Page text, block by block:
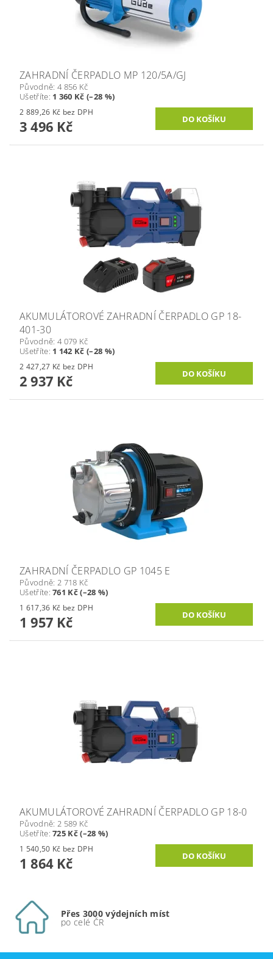
ZAHRADNÍ ČERPADLO MP 120/5A/GJ
Původně: 4 856 Kč
Ušetříte: 1 360 Kč (–28 %)
2 889,26 Kč bez DPH
3 496 Kč
AKUMULÁTOROVÉ ZAHRADNÍ ČERPADLO GP 18-
401-30
Původně: 4 079 Kč
Ušetříte: 1 142 Kč (–28 %)
2 427,27 Kč bez DPH
2 937 Kč
ZAHRADNÍ ČERPADLO GP 1045 E
Původně: 2 718 Kč
Ušetříte:761 Kč (–28 %)
1 617,36 Kč bez DPH
1 957 Kč
AKUMULÁTOROVÉ ZAHRADNÍ ČERPADLO GP 18-0
Původně: 2 589 Kč
Ušetříte:725 Kč (–28 %)
1 540,50 Kč bez DPH
1 864 Kč
Přes 3000 výdejních míst
po celé ČR